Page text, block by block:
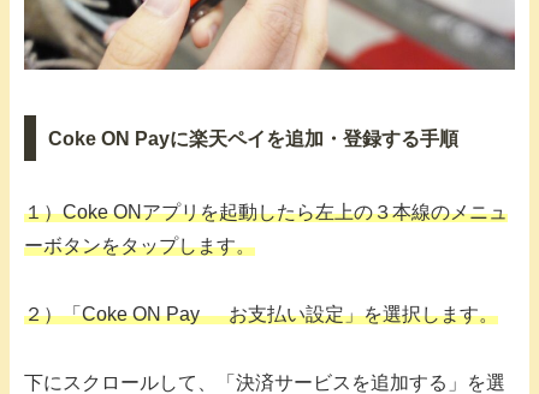
Coke ON Payに楽天ペイを追加・登録する手順
１）Coke ONアプリを起動したら左上の３本線のメニュ
ーボタンをタップします。
２）「Coke ON Pay お支払い設定」を選択します。
下にスクロールして、「決済サービスを追加する」を選